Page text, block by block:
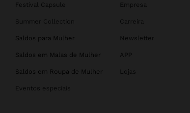
Festival Capsule
Summer Collection
Saldos para Mulher
Saldos em Malas de Mulher
Saldos em Roupa de Mulher
Eventos especiais
Empresa
Carreira
Newsletter
APP
Lojas